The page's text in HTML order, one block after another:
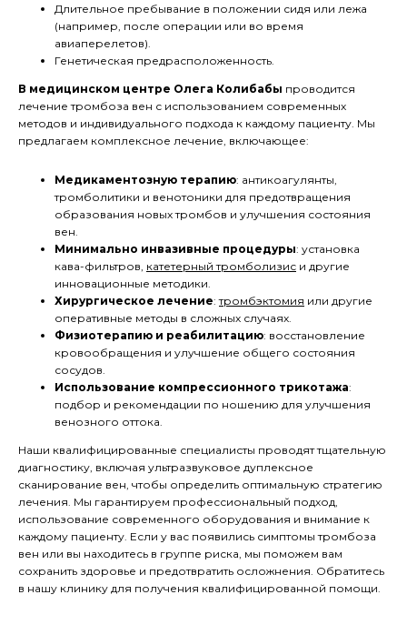
Длительное пребывание в положении сидя или лежа
(например, после операции или во время
авиаперелетов).
Генетическая предрасположенность.
В медицинском центре Олега Колибабы проводится
лечение тромбоза вен с использованием современных
методов и индивидуального подхода к каждому пациенту. Мы
предлагаем комплексное лечение, включающее:
Медикаментозную терапию: антикоагулянты,
тромболитики и венотоники для предотвращения
образования новых тромбов и улучшения состояния
вен.
Минимально инвазивные процедуры: установка
кава-фильтров, катетерный тромболизис и другие
инновационные методики.
Хирургическое лечение:тромбэктомия или другие
оперативные методы в сложных случаях.
Физиотерапию и реабилитацию: восстановление
кровообращения и улучшение общего состояния
сосудов.
Использование компрессионного трикотажа:
подбор и рекомендации по ношению для улучшения
венозного оттока.
Наши квалифицированные специалисты проводят тщательную
диагностику, включая ультразвуковое дуплексное
сканирование вен, чтобы определить оптимальную стратегию
лечения. Мы гарантируем профессиональный подход,
использование современного оборудования и внимание к
каждому пациенту. Если у вас появились симптомы тромбоза
вен или вы находитесь в группе риска, мы поможем вам
сохранить здоровье и предотвратить осложнения. Обратитесь
в нашу клинику для получения квалифицированной помощи.